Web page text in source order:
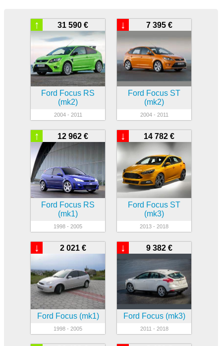
31 590 €
↑
Ford Focus RS
(mk2)
2004 - 2011
7 395 €
↓
Ford Focus ST
(mk2)
2004 - 2011
12 962 €
↑
Ford Focus RS
(mk1)
1998 - 2005
14 782 €
↓
Ford Focus ST
(mk3)
2013 - 2018
2 021 €
↓
Ford Focus (mk1)
1998 - 2005
9 382 €
↓
Ford Focus (mk3)
2011 - 2018